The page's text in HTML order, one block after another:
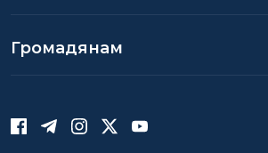
Громадянам